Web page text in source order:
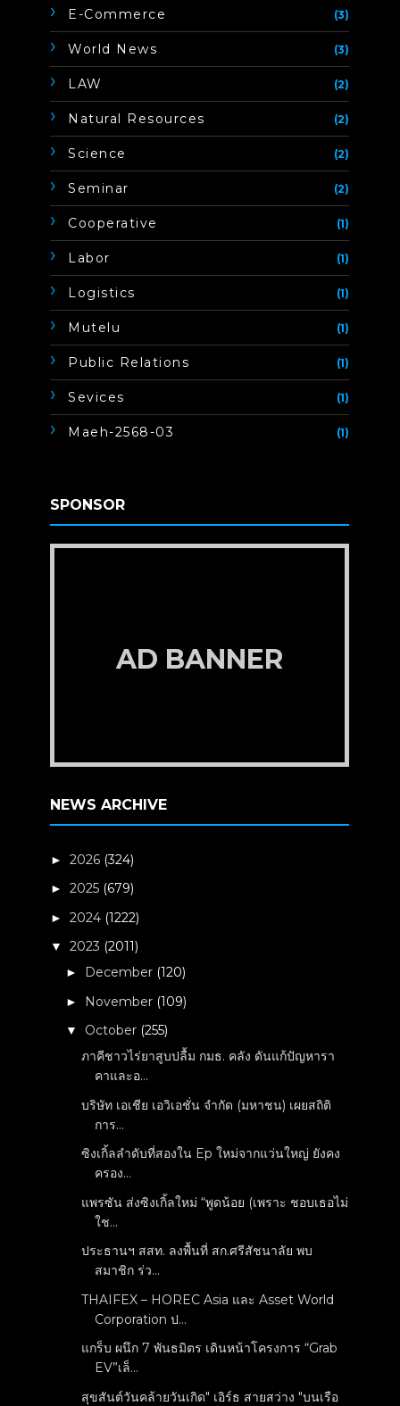
E-Commerce (3)
World News (3)
LAW (2)
Natural Resources (2)
Science (2)
Seminar (2)
Cooperative (1)
Labor (1)
Logistics (1)
Mutelu (1)
Public Relations (1)
Sevices (1)
Maeh-2568-03 (1)
SPONSOR
AD BANNER
NEWS ARCHIVE
►2026 (324)
►2025 (679)
►2024 (1222)
▼2023 (2011)
► December (120)
► November (109)
▼ October (255)
ภาคีชาวไร่ยาสูบปลื้ม กมธ. คลัง ดันแก้ปัญหารา
คาและอ...
บริษัท เอเชีย เอวิเอชั่น จำกัด (มหาชน) เผยสถิติ
การ...
ซิงเกิ้ลลำดับที่สองใน Ep ใหม่จากแว่นใหญ่ ยังคง
ครอง...
แพรซัน ส่งซิงเกิ้ลใหม่ “พูดน้อย (เพราะ ชอบเธอไม่
ใช...
ประธานฯ สสท. ลงพื้นที่ สก.ศรีสัชนาลัย พบ
สมาชิก ร่ว...
THAIFEX – HOREC Asia และ Asset World
Corporation ป...
แกร็บ ผนึก 7 พันธมิตร เดินหน้าโครงการ “Grab
EV”เล็...
สุขสันต์วันคล้ายวันเกิด" เอิร์ธ สายสว่าง "บนเรือ